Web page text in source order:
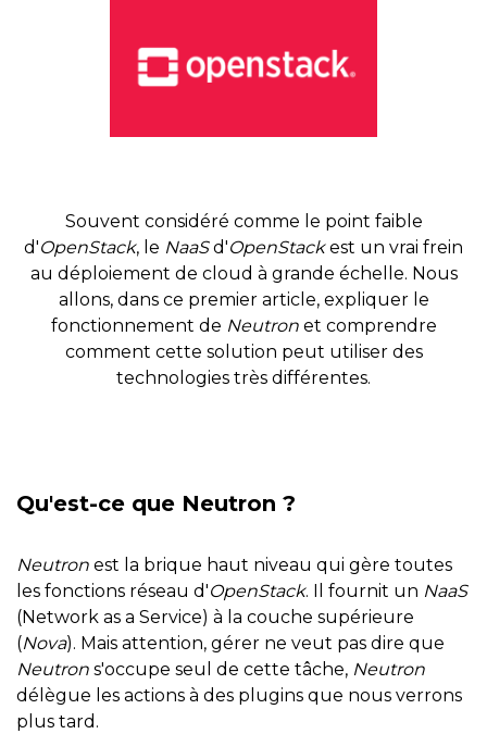
Souvent considéré comme le point faible
d'OpenStack, le NaaSd'OpenStackest un vrai frein
au déploiement de cloud à grande échelle. Nous
allons, dans ce premier article, expliquer le
fonctionnement de Neutronet comprendre
comment cette solution peut utiliser des
technologies très différentes.
Qu'est-ce que Neutron ?
Neutron est la brique haut niveau qui gère toutes
les fonctions réseau d'OpenStack. Il fournit un NaaS
(Network as a Service) à la couche supérieure
(Nova). Mais attention, gérer ne veut pas dire que
Neutron s'occupe seul de cette tâche, Neutron
délègue les actions à des plugins que nous verrons
plus tard.